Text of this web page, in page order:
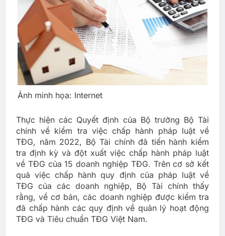
Ảnh minh họa: Internet
Thực hiện các Quyết định của Bộ trưởng Bộ Tài
chính về kiểm tra việc chấp hành pháp luật về
TĐG, năm 2022, Bộ Tài chính đã tiến hành kiểm
tra định kỳ và đột xuất việc chấp hành pháp luật
về TĐG của 15 doanh nghiệp TĐG. Trên cơ sở kết
quả việc chấp hành quy định của pháp luật về
TĐG của các doanh nghiệp, Bộ Tài chính thấy
rằng, về cơ bản, các doanh nghiệp được kiểm tra
đã chấp hành các quy định về quản lý hoạt động
TĐG và Tiêu chuẩn TĐG Việt Nam.